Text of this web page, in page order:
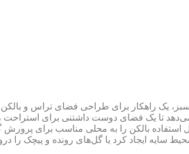
یک راهکار برای طراحی فضای تراس و بالکن
تا یک فضای دوست داشتنی برای استراحت
بالکن را به محلی مناسب برای پرورش
سایه ایجاد کرد یا گل‌های رونده و پیچک را